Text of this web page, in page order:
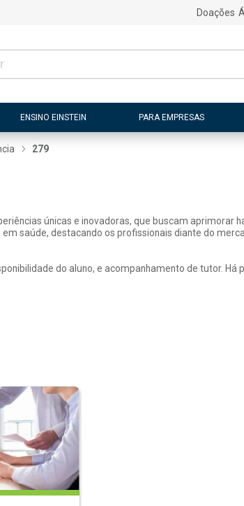
Doações
ENSINO EINSTEIN PARA EMPRESAS
279
únicas e inovadoras, que buscam
saúde, destacando os profissionais diante do
do aluno, e acompanhamento de tutor. Há